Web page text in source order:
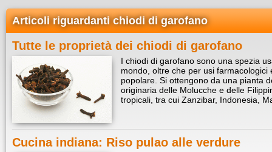
Articoli riguardanti chiodi di garofano
Tutte le proprietà dei chiodi di garofano
I chiodi di garofano sono una spezia
mondo, oltre che per usi farmacologici
popolare. Si ottengono da una pianta
originaria delle Molucche e delle
tropicali, tra cui Zanzibar, Indonesia,
Cucina indiana: Riso pulao alle verdure